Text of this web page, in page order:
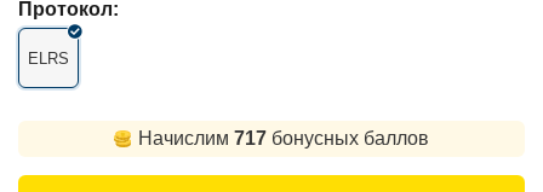
Протокол:
ELRS
Начислим 717 бонусных баллов